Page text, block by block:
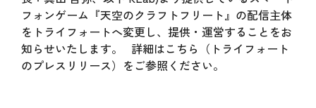
フォンゲーム『天空のクラフトフリート』の配信主体
をトライフォートへ変更し、提供・運営することをお
知らせいたします。 詳細はこちら（トライフォート
のプレスリリース） をご参照ください。